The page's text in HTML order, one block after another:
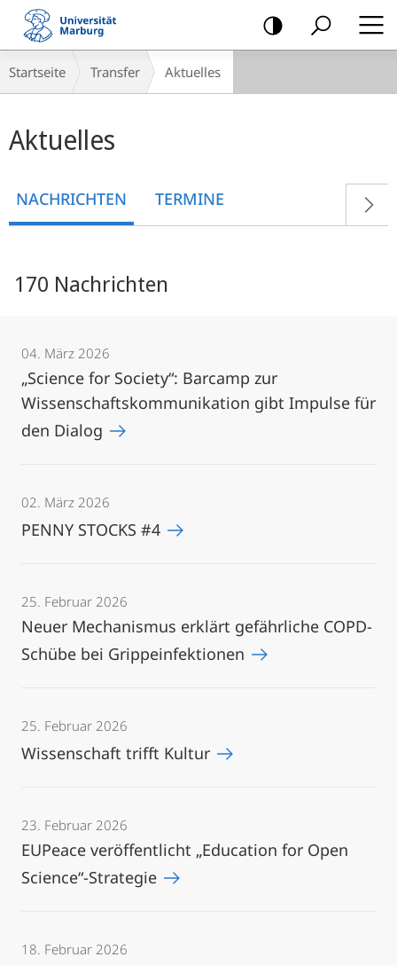
Mobile-
Navigation
Breadcrumb-
Navigation
Startseite Transfer Aktuelles
Aktuelles
NACHRICHTEN TERMINE
170 Nachrichten
04. März 2026
„Science for Society“: Barcamp zur
Wissenschaftskommunikation gibt Impulse für
den Dialog
02. März 2026
PENNY STOCKS #4
25. Februar 2026
Neuer Mechanismus erklärt gefährliche COPD-
Schübe bei Grippeinfektionen
25. Februar 2026
Wissenschaft trifft Kultur
23. Februar 2026
EUPeace veröffentlicht „Education for Open
Science“-Strategie
18. Februar 2026